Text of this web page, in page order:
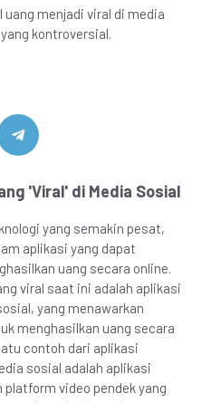
menjadi viral di media
kontroversial.
'Viral' di Media Sosial
yang semakin pesat,
aplikasi yang dapat
uang secara online.
viral saat ini adalah aplikasi
yang menawarkan
menghasilkan uang secara
contoh dari aplikasi
sosial adalah aplikasi
platform video pendek yang